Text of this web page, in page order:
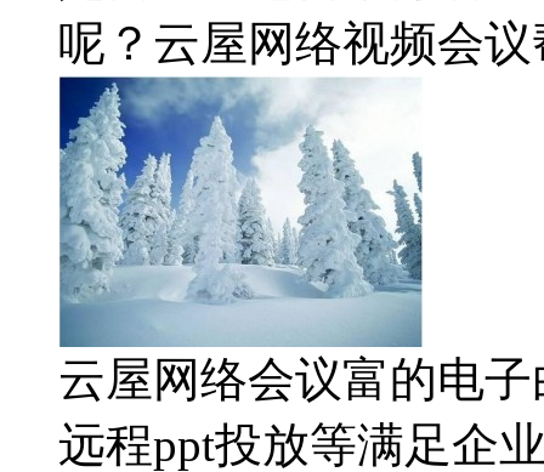
呢？云屋网络视频会
云屋网络会议富的电
远程ppt投放等满足企